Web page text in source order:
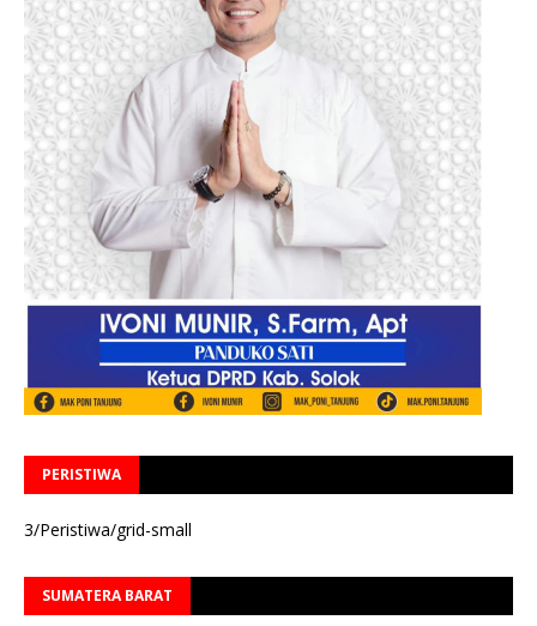
PERISTIWA
3/Peristiwa/grid-small
SUMATERA BARAT